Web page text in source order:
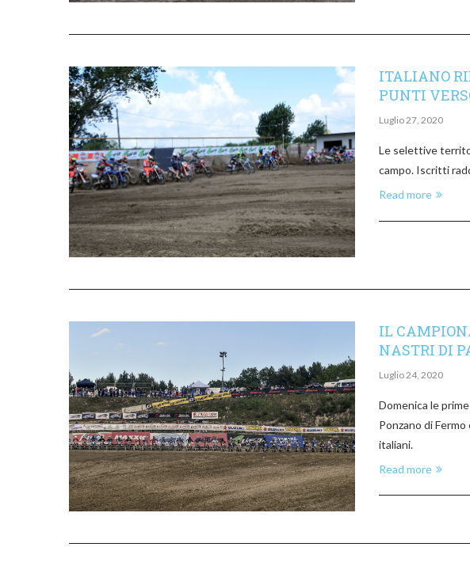
ITALIANO
PUNTI
Luglio 27, 2020
Le selettive
campo. Iscritti
Read more
IL
NASTRI DI
Luglio 24, 2020
Domenica le
Ponzano di
italiani.
Read more